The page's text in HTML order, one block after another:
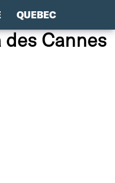
QUEBEC
Cannes